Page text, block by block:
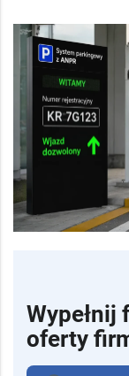
Wypełnij
oferty